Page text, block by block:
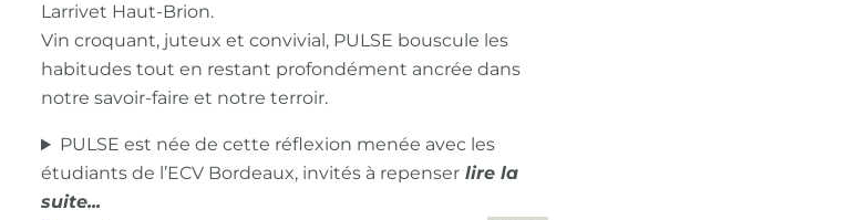
Larrivet Haut-Brion.
Vin croquant, juteux et convivial, PULSE bouscule les
habitudes tout en restant profondément ancrée dans
notre savoir-faire et notre terroir.
PULSE est née de cette réflexion menée avec les
étudiants de l’ECV Bordeaux, invités à repenser